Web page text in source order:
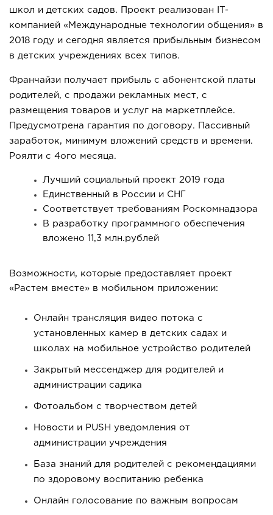
школ и детских садов. Проект реализован IT-
компанией «Международные технологии общения» в
2018 году и сегодня является прибыльным бизнесом
в детских учреждениях всех типов.
Франчайзи получает прибыль с абонентской платы
родителей, с продажи рекламных мест, с
размещения товаров и услуг на маркетплейсе.
Предусмотрена гарантия по договору. Пассивный
заработок, минимум вложений средств и времени.
Роялти с 4ого месяца.
Лучший социальный проект 2019 года
Единственный в России и СНГ
Соответствует требованиям Роскомнадзора
В разработку программного обеспечения
вложено 11,3 млн.рублей
Возможности, которые предоставляет проект
«Растем вместе» в мобильном приложении:
Онлайн трансляция видео потока с
установленных камер в детских садах и
школах на мобильное устройство родителей
Закрытый мессенджер для родителей и
администрации садика
Фотоальбом с творчеством детей
Новости и PUSH уведомления от
администрации учреждения
База знаний для родителей с рекомендациями
по здоровому воспитанию ребенка
Онлайн голосование по важным вопросам